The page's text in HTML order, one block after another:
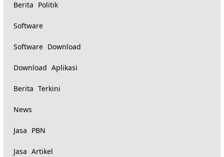
Berita Politik
Software
Software Download
Download Aplikasi
Berita Terkini
News
Jasa PBN
Jasa Artikel